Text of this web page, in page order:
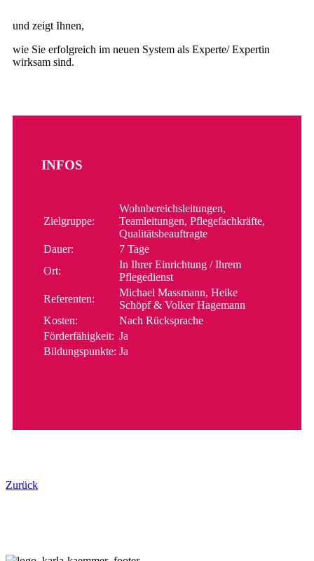
und zeigt Ihnen,
wie Sie erfolgreich im neuen System als Experte/ Expertin
wirksam sind.
INFOS
Zielgruppe:
Wohnbereichsleitungen,
Teamleitungen, Pflegefachkräfte,
Qualitätsbeauftragte
Dauer:
7 Tage
Ort:
In Ihrer Einrichtung / Ihrem
Pflegedienst
Referenten:
Michael Massmann, Heike
Schöpf & Volker Hagemann
Kosten:
Nach Rücksprache
Förderfähigkeit: Ja
Bildungspunkte: Ja
Zurück